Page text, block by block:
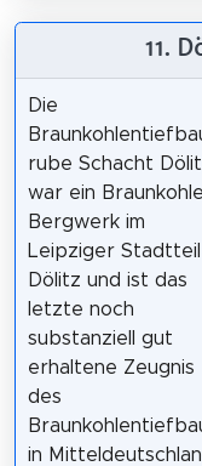
11.
Die
rube Schacht
war ein
Bergwerk im
Leipziger Stadtteil
Dölitz und ist das
letzte noch
substanziell gut
erhaltene Zeugnis
des
in